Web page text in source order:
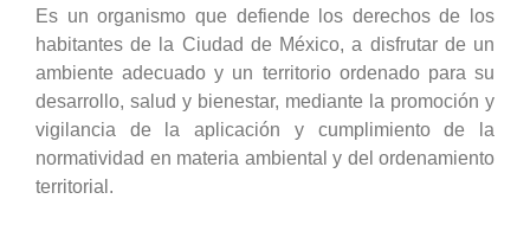
Es un organismo que defiende los derechos de los
habitantes de la Ciudad de México, a disfrutar de un
ambiente adecuado y un territorio ordenado para su
desarrollo, salud y bienestar, mediante la promoción y
vigilancia de la aplicación y cumplimiento de la
normatividad en materia ambiental y del ordenamiento
territorial.